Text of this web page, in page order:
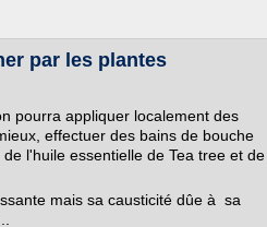
par les plantes
pourra appliquer localement des
effectuer des bains de bouche
l'huile essentielle de Tea tree et de
mais sa causticité dûe à sa